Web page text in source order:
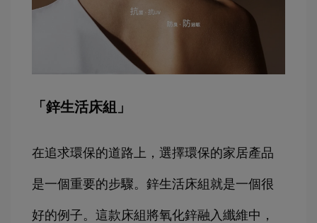
「鋅生活床組」
在追求環保的道路上，選擇環保的家居產品
是一個重要的步驟。鋅生活床組就是一個很
好的例子。這款床組將氧化鋅融入纖維中，